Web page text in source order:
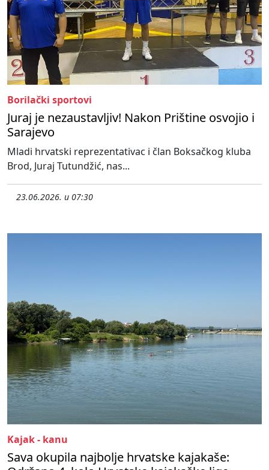
Borilački sportovi
Juraj je nezaustavljiv! Nakon Prištine osvojio i
Sarajevo
Mladi hrvatski reprezentativac i član Boksačkog kluba
Brod, Juraj Tutundžić, nas...
23.06.2026. u 07:30
Kajak - kanu
Sava okupila najbolje hrvatske kajakaše: